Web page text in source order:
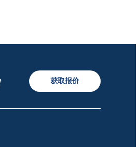
获取报价